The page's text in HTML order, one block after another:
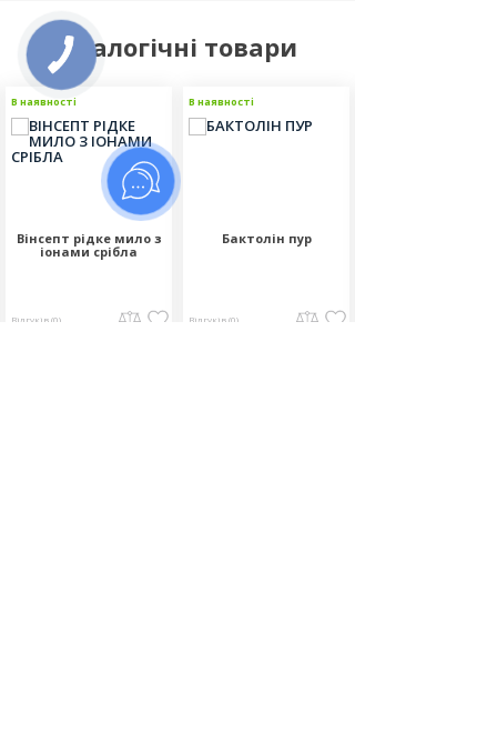
Аналогічні товари
В наявності
Вінсепт рідке мило з
іонами срібла
Відгуків (0)
В наявності
Бактолін пур
Відгуків (0)